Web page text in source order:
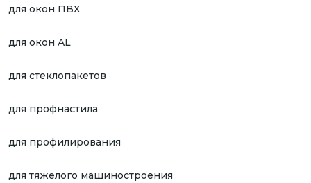
для окон ПВХ
для окон AL
для стеклопакетов
для профнастила
для профилирования
для тяжелого машиностроения